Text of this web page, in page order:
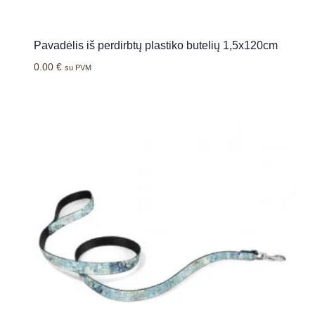
Pavadėlis iš perdirbtų plastiko butelių 1,5x120cm
0.00 € su PVM